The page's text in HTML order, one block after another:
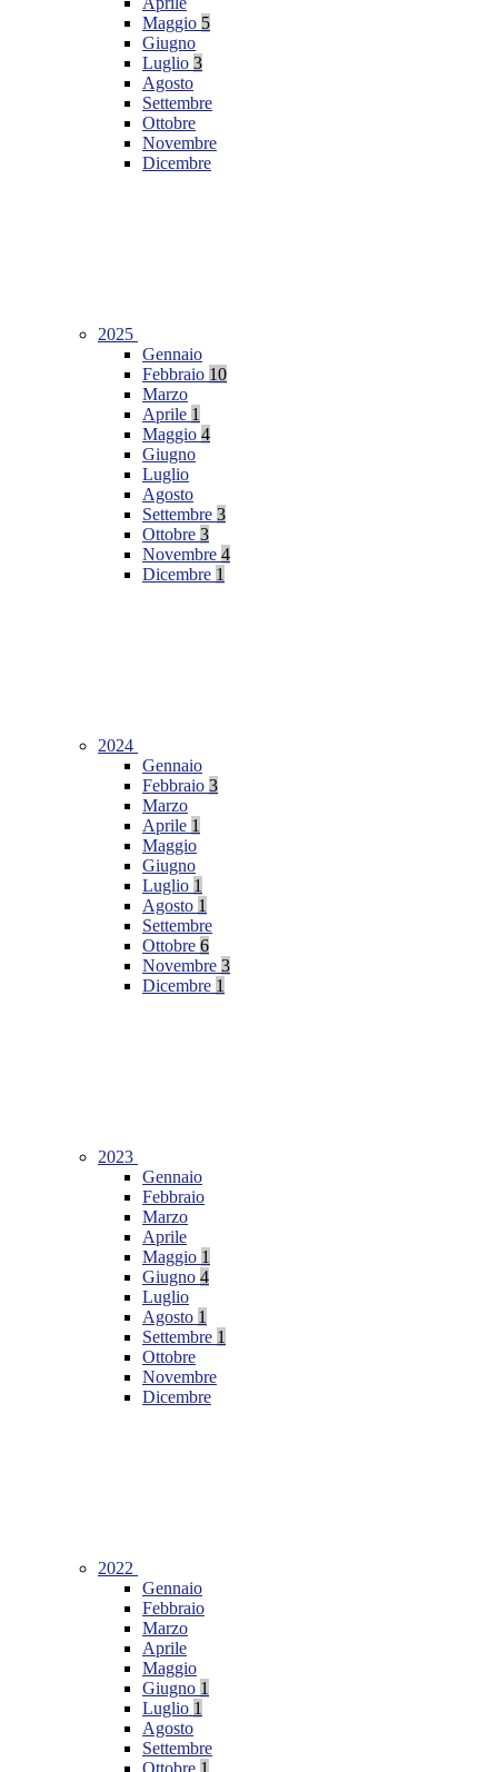
Maggio 5
Giugno
Luglio 3
Agosto
Settembre
Ottobre
Novembre
Dicembre
2025
Gennaio
Febbraio 10
Marzo
Aprile 1
Maggio 4
Giugno
Luglio
Agosto
Settembre 3
Ottobre 3
Novembre 4
Dicembre 1
2024
Gennaio
Febbraio 3
Marzo
Aprile 1
Maggio
Giugno
Luglio 1
Agosto 1
Settembre
Ottobre 6
Novembre 3
Dicembre 1
2023
Gennaio
Febbraio
Marzo
Aprile
Maggio 1
Giugno 4
Luglio
Agosto 1
Settembre 1
Ottobre
Novembre
Dicembre
2022
Gennaio
Febbraio
Marzo
Aprile
Maggio
Giugno 1
Luglio 1
Agosto
Settembre